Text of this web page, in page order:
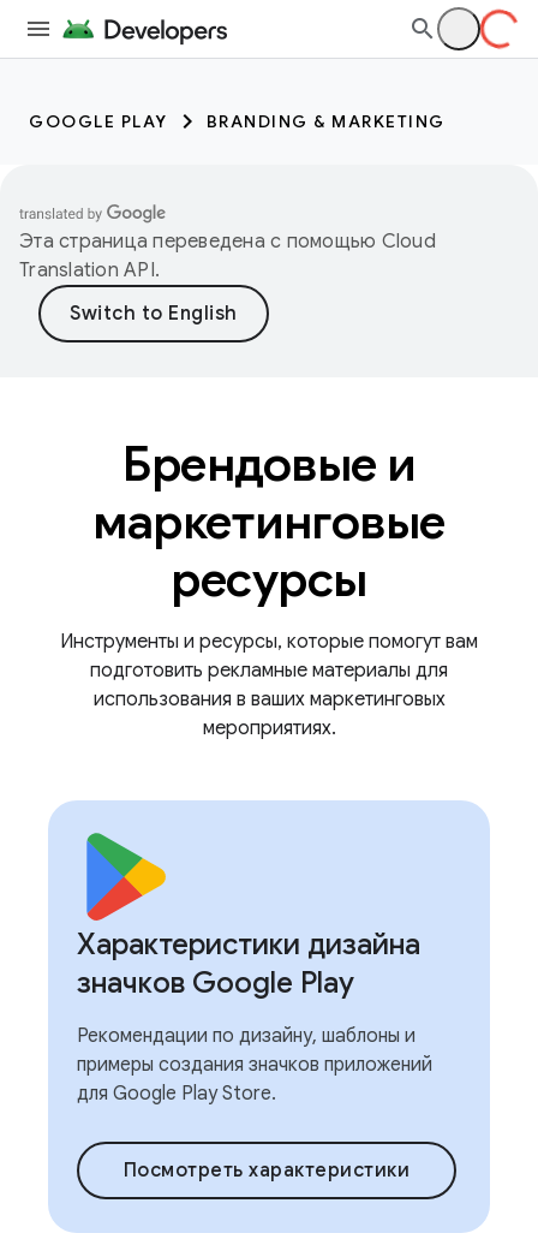
GOOGLE PLAY BRANDING & MARKETING
Эта страница переведена с помощью Cloud
Translation API.
Брендовые и
маркетинговые
ресурсы
Инструменты и ресурсы, которые помогут вам
подготовить рекламные материалы для
использования в ваших маркетинговых
мероприятиях.
Характеристики дизайна
значков Google Play
Рекомендации по дизайну, шаблоны и
примеры создания значков приложений
для Google Play Store.
Посмотреть характеристики